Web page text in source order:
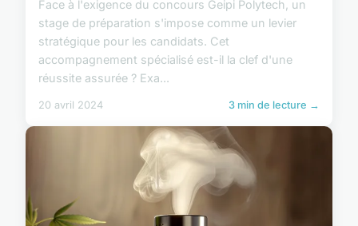
Face à l'exigence du concours Geipi Polytech, un
stage de préparation s'impose comme un levier
stratégique pour les candidats. Cet
accompagnement spécialisé est-il la clef d'une
réussite assurée ? Exa...
20 avril 2024 3 min de lecture →